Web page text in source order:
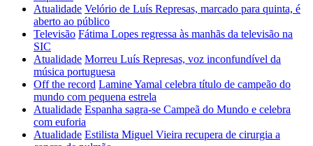
Atualidade Velório de Luís Represas, marcado para quinta, é
aberto ao público
Televisão Fátima Lopes regressa às manhãs da televisão na
SIC
Atualidade Morreu Luís Represas, voz inconfundível da
música portuguesa
Off the record Lamine Yamal celebra título de campeão do
mundo com pequena estrela
Atualidade Espanha sagra-se Campeã do Mundo e celebra
com euforia
Atualidade Estilista Miguel Vieira recupera de cirurgia a